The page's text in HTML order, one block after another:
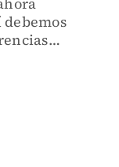
debemos